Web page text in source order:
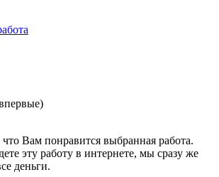
Вам понравится выбранная работа.
эту работу в интернете, мы сразу же
деньги.